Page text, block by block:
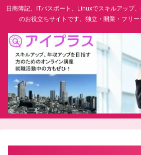
日商簿記、ITパスポート、Linuxでスキルアップ
のお役立ちサイトです。独立・開業・フリ